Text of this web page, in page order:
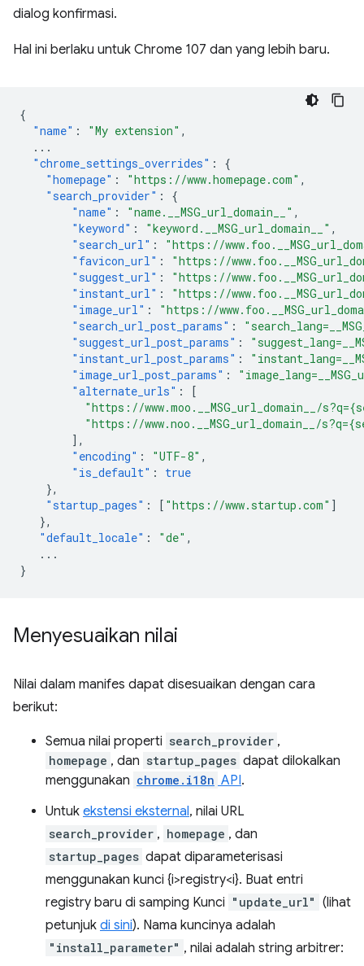
dialog konfirmasi.
Hal ini berlaku untuk Chrome 107 dan yang lebih baru.
{
"name" : "My extension" ,
...
"chrome_settings_overrides" :
{
"homepage" : "https://www.homepage.com" ,
"search_provider" :
{
"name" : "name.__MSG_url_domain__" ,
"keyword" : "keyword.__MSG_url_domain__" ,
"search_url" :
"https://
"favicon_url" :
"https://
"suggest_url" :
"https://
"instant_url" :
"https://
"image_url" :
"https://
"search_url_post_params" :
"suggest_url_post_params" :
"instant_url_post_params" :
"image_url_post_params" :
"alternate_urls" :
[
"https://www.moo.__MSG_url_domain__/
"https://www.noo.__MSG_url_domain__/
],
"encoding" : "UTF-8" ,
"is_default" :
true
},
"startup_pages" : [ "https://www.startup.com" ]
},
"default_locale" : "de" ,
...
}
Menyesuaikan nilai
Nilai dalam manifes dapat disesuaikan dengan cara
berikut:
Semua nilai properti search_provider ,
homepage , dan startup_pages dapat dilokalkan
menggunakan chrome.i18n API.
Untuk ekstensi eksternal, nilai URL
search_provider , homepage , dan
startup_pages dapat diparameterisasi
menggunakan kunci {i>registry<i}. Buat entri
registry baru di samping Kunci "update_url" (lihat
petunjuk di sini). Nama kuncinya adalah
"install_parameter" , nilai adalah string arbitrer: